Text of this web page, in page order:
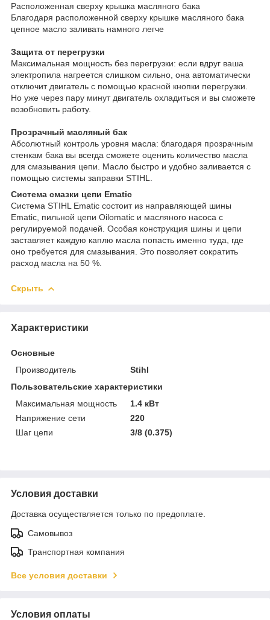
Расположенная сверху крышка масляного бака
Благодаря расположенной сверху крышке масляного бака
цепное масло заливать намного легче
Защита от перегрузки
Максимальная мощность без перегрузки: если вдруг ваша
электропила нагреется слишком сильно, она автоматически
отключит двигатель с помощью красной кнопки перегрузки.
Но уже через пару минут двигатель охладиться и вы сможете
возобновить работу.
Прозрачный масляный бак
Абсолютный контроль уровня масла: благодаря прозрачным
стенкам бака вы всегда сможете оценить количество масла
для смазывания цепи. Масло быстро и удобно заливается с
помощью системы заправки STIHL.
Система смазки цепи Ematic
Система STIHL Ematic состоит из направляющей шины
Ematic, пильной цепи Oilomatic и масляного насоса с
регулируемой подачей. Особая конструкция шины и цепи
заставляет каждую каплю масла попасть именно туда, где
оно требуется для смазывания. Это позволяет сократить
расход масла на 50 %.
Скрыть
Характеристики
Основные
Производитель
Stihl
Пользовательские характеристики
Максимальная мощность
1.4 кВт
Напряжение сети
220
Шаг цепи
3/8 (0.375)
Условия доставки
Доставка осуществляется только по предоплате.
Самовывоз
Транспортная компания
Все условия доставки
Условия оплаты